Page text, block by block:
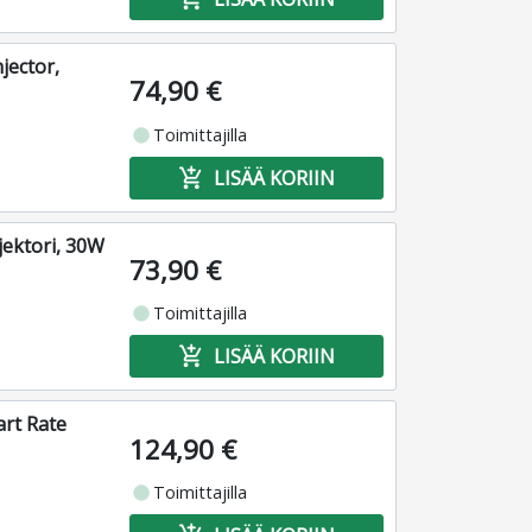
74,90 €
fiber_manual_record Toimittajilla
add_shopping_cart LISÄÄ KORIIN
30W
73,90 €
fiber_manual_record Toimittajilla
add_shopping_cart LISÄÄ KORIIN
Rate
124,90 €
fiber_manual_record Toimittajilla